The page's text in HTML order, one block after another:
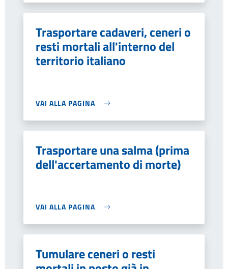
Trasportare cadaveri, ceneri o
resti mortali all'interno del
territorio italiano
VAI ALLA PAGINA
Trasportare una salma (prima
dell'accertamento di morte)
VAI ALLA PAGINA
Tumulare ceneri o resti